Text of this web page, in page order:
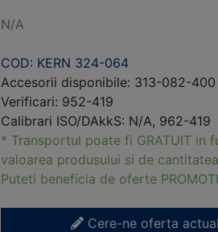
N/A
COD: KERN 324-064
Accesorii disponibile: 313-082-400
Verificari: 952-419
Calibrari ISO/DAkkS: N/A, 962-419
* Transportul poate fi GRATUIT in
valoarea produsului si de
Puteti beneficia de oferte
Cere-ne oferta